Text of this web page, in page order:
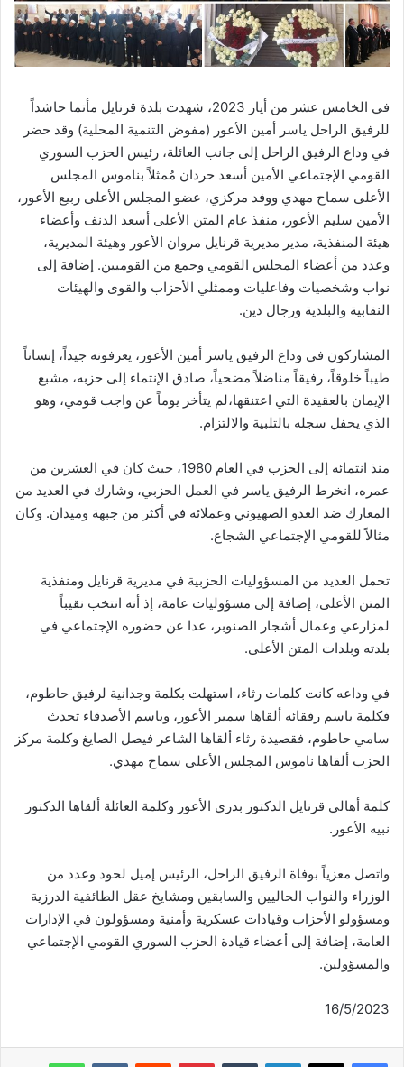
في الخامس عشر من أيار 2023، شهدت بلدة قرنايل مأتما حاشداً
للرفيق الراحل ياسر أمين الأعور (مفوض التنمية المحلية) وقد حضر
في وداع الرفيق الراحل إلى جانب العائلة، رئيس الحزب السوري
القومي الإجتماعي الأمين أسعد حردان مُمثلاً بناموس المجلس
الأعلى سماح مهدي ووفد مركزي، عضو المجلس الأعلى ربيع الأعور،
الأمين سليم الأعور، منفذ عام المتن الأعلى أسعد الدنف وأعضاء
هيئة المنفذية، مدير مديرية قرنايل مروان الأعور وهيئة المديرية،
وعدد من أعضاء المجلس القومي وجمع من القوميين. إضافة إلى
نواب وشخصيات وفاعليات وممثلي الأحزاب والقوى والهيئات
النقابية والبلدية ورجال دين.
المشاركون في وداع الرفيق ياسر أمين الأعور، يعرفونه جيداً، إنساناً
طيباً خلوقاً، رفيقاً مناضلاً مضحياً، صادق الإنتماء إلى حزبه، مشبع
الإيمان بالعقيدة التي اعتنقها،لم يتأخر يوماً عن واجب قومي، وهو
الذي يحفل سجله بالتلبية والالتزام.
منذ انتمائه إلى الحزب في العام 1980، حيث كان في العشرين من
عمره، انخرط الرفيق ياسر في العمل الحزبي، وشارك في العديد من
المعارك ضد العدو الصهيوني وعملائه في أكثر من جبهة وميدان. وكان
مثالاً للقومي الإجتماعي الشجاع.
تحمل العديد من المسؤوليات الحزبية في مديرية قرنايل ومنفذية
المتن الأعلى، إضافة إلى مسؤوليات عامة، إذ أنه انتخب نقيباً
لمزارعي وعمال أشجار الصنوبر، عدا عن حضوره الإجتماعي في
بلدته وبلدات المتن الأعلى.
في وداعه كانت كلمات رثاء، استهلت بكلمة وجدانية لرفيق حاطوم،
فكلمة باسم رفقائه ألقاها سمير الأعور، وباسم الأصدقاء تحدث
سامي حاطوم، فقصيدة رثاء ألقاها الشاعر فيصل الصايغ وكلمة مركز
الحزب ألقاها ناموس المجلس الأعلى سماح مهدي.
كلمة أهالي قرنايل الدكتور بدري الأعور وكلمة العائلة ألقاها الدكتور
نبيه الأعور.
واتصل معزياً بوفاة الرفيق الراحل، الرئيس إميل لحود وعدد من
الوزراء والنواب الحاليين والسابقين ومشايخ عقل الطائفية الدرزية
ومسؤولو الأحزاب وقيادات عسكرية وأمنية ومسؤولون في الإدارات
العامة، إضافة إلى أعضاء قيادة الحزب السوري القومي الإجتماعي
والمسؤولين.
16/5/2023
فيسبوك لينكدإن بينتيريست